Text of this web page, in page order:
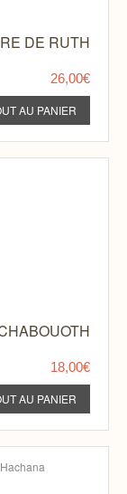
DE RUTH
26,00€
18,00€